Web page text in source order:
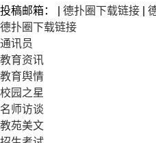
投稿邮箱： | 德扑圈下载链接
德扑圈下载链接
通讯员
教育资讯
教育舆情
校园之星
名师访谈
教苑美文